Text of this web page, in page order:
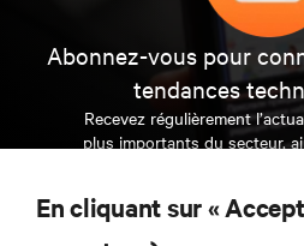
Abonnez-vous pour
tendances
Recevez régulièrement
plus importants du secteur,
et des infrastructures
En cliquant sur «